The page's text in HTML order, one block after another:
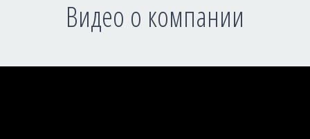
Видео о компании